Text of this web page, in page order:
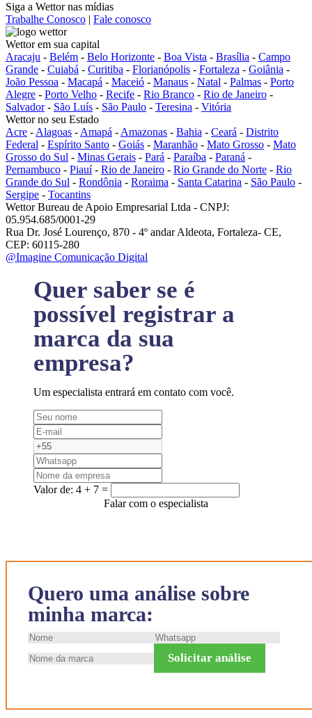
Quero uma análise sobre
minha marca:
Solicitar análise
Siga a Wettor nas mídias
Trabalhe Conosco | Fale conosco
Wettor em sua capital
Aracaju - Belém - Belo Horizonte - Boa Vista - Brasília - Campo
Grande - Cuiabá - Curitiba - Florianópolis - Fortaleza - Goiânia -
João Pessoa - Macapá - Maceió - Manaus - Natal - Palmas - Porto
Alegre - Porto Velho - Recife - Rio Branco - Rio de Janeiro -
Salvador- São Luís - São Paulo - Teresina - Vitória
Wettor no seu Estado
Acre - Alagoas - Amapá - Amazonas - Bahia - Ceará - Distrito
Federal - Espírito Santo - Goiás - Maranhão - Mato Grosso - Mato
Grosso do Sul - Minas Gerais - Pará - Paraíba - Paraná -
Pernambuco - Piauí- Rio de Janeiro - Rio Grande do Norte - Rio
Grande do Sul - Rondônia - Roraima - Santa Catarina - São Paulo -
Sergipe - Tocantins
Wettor Bureau de Apoio Empresarial Ltda - CNPJ:
05.954.685/0001-29
Rua Dr. José Lourenço, 870 - 4º andar Aldeota, Fortaleza- CE,
CEP: 60115-280
@Imagine Comunicação Digital
Quer saber se é
possível registrar a
marca da sua
empresa?
Um especialista entrará em contato com você.
Valor de: 4 + 7 =
Falar com o especialista